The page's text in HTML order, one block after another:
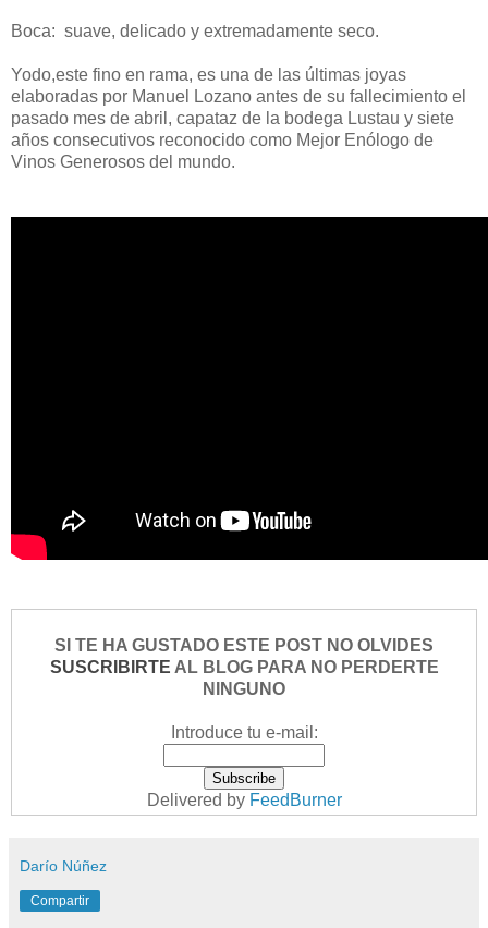
Boca: suave, delicado y extremadamente seco.
Yodo,este fino en rama, es una de las últimas joyas
elaboradas por Manuel Lozano antes de su fallecimiento el
pasado mes de abril, capataz de la bodega Lustau y siete
años consecutivos reconocido como Mejor Enólogo de
Vinos Generosos del mundo.
SI TE HA GUSTADO ESTE POST NO OLVIDES
SUSCRIBIRTE AL BLOG PARA NO PERDERTE
NINGUNO
Introduce tu e-mail:
Delivered by FeedBurner
Darío Núñez
Compartir